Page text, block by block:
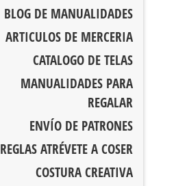
BLOG DE MANUALIDADES
ARTICULOS DE MERCERIA
CATALOGO DE TELAS
MANUALIDADES PARA
REGALAR
ENVÍO DE PATRONES
REGLAS ATRÉVETE A COSER
COSTURA CREATIVA